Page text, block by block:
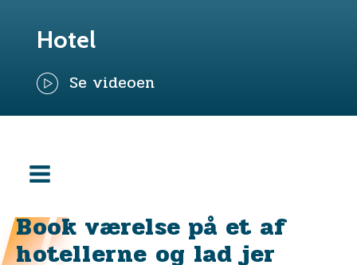
Hotel
Se videoen
Book værelse på et af
hotellerne og lad jer